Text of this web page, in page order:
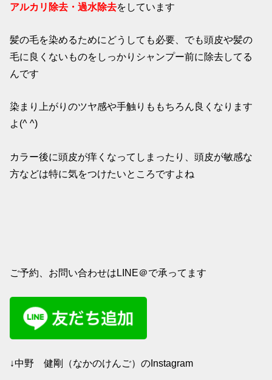
アルカリ除去・過水除去をしています
髪の毛を染めるためにどうしても必要、でも頭皮や髪の
毛に良くないものをしっかりシャンプー前に除去してる
んです
染まり上がりのツヤ感や手触りももちろん良くなります
よ(^ ^)
カラー後に頭皮が痒くなってしまったり、頭皮が敏感な
方などは特に気をつけたいところですよね
ご予約、お問い合わせはLINE＠で承ってます
↓中野 健剛（なかのけんご）のInstagram